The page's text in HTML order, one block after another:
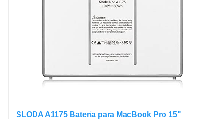
SLODA A1175 Batería para MacBook Pro 15"